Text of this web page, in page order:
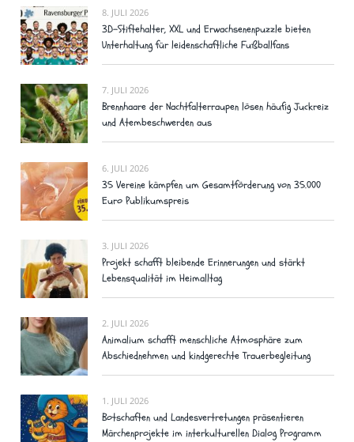
8. JULI 2026
3D-Stiftehalter, XXL und Erwachsenenpuzzle bieten
Unterhaltung für leidenschaftliche Fußballfans
7. JULI 2026
Brennhaare der Nachtfalterraupen lösen häufig Juckreiz
und Atembeschwerden aus
6. JULI 2026
35 Vereine kämpfen um Gesamtförderung von 35.000
Euro Publikumspreis
3. JULI 2026
Projekt schafft bleibende Erinnerungen und stärkt
Lebensqualität im Heimalltag
2. JULI 2026
Animalium schafft menschliche Atmosphäre zum
Abschiednehmen und kindgerechte Trauerbegleitung
1. JULI 2026
Botschaften und Landesvertretungen präsentieren
Märchenprojekte im interkulturellen Dialog Programm